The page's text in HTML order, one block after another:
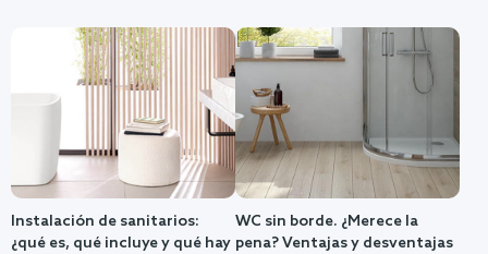
Instalación de sanitarios:
¿qué es, qué incluye y qué hay
WC sin borde. ¿Merece la
pena? Ventajas y desventajas